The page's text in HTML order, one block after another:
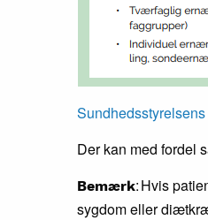
Der kan med fordel
Bemærk: Hvis
sygdom eller